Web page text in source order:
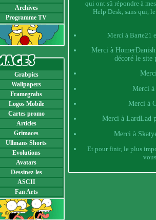
Archives
Programme TV
Grabpics
Wallpapers
Framegrabs
Logos Mobile
Cartes promo
Articles
Grimaces
Ullmans Shorts
Evolutions
Avatars
Dessinez-les
ASCII
Fan Arts
qui ont sû répondre à
Help Desk, sans qui,
Merci à Barte21
Merci à
décoré le site
Merci à
Merci à
Merci à LardLad
Merci à
Et pour finir, le plus